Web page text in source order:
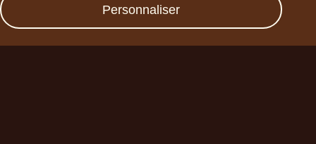
Personnaliser